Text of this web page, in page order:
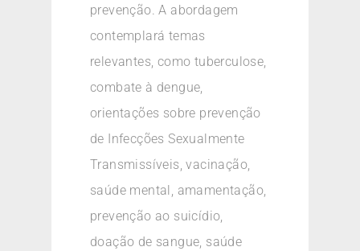
prevenção. A abordagem
contemplará temas
relevantes, como tuberculose,
combate à dengue,
orientações sobre prevenção
de Infecções Sexualmente
Transmissíveis, vacinação,
saúde mental, amamentação,
prevenção ao suicídio,
doação de sangue, saúde